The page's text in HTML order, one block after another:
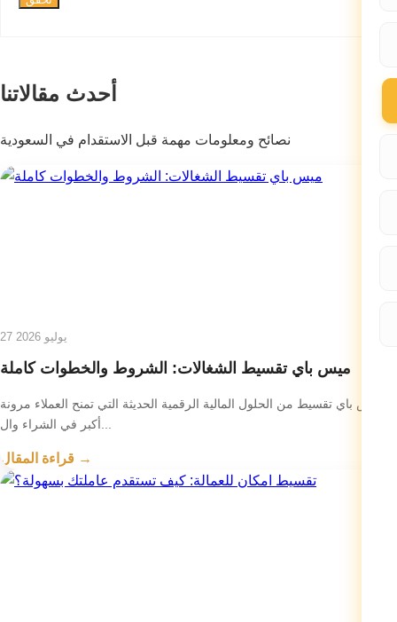
أحدث مقالاتنا
نصائح ومعلومات مهمة قبل الاستقدام في السعودية
27 يوليو 2026
ميس باي تقسيط الشغالات: الشروط والخطوات كاملة
ميس باي تقسيط من الحلول المالية الرقمية الحديثة التي تمنح العملاء مرونة
قراءة المقال →